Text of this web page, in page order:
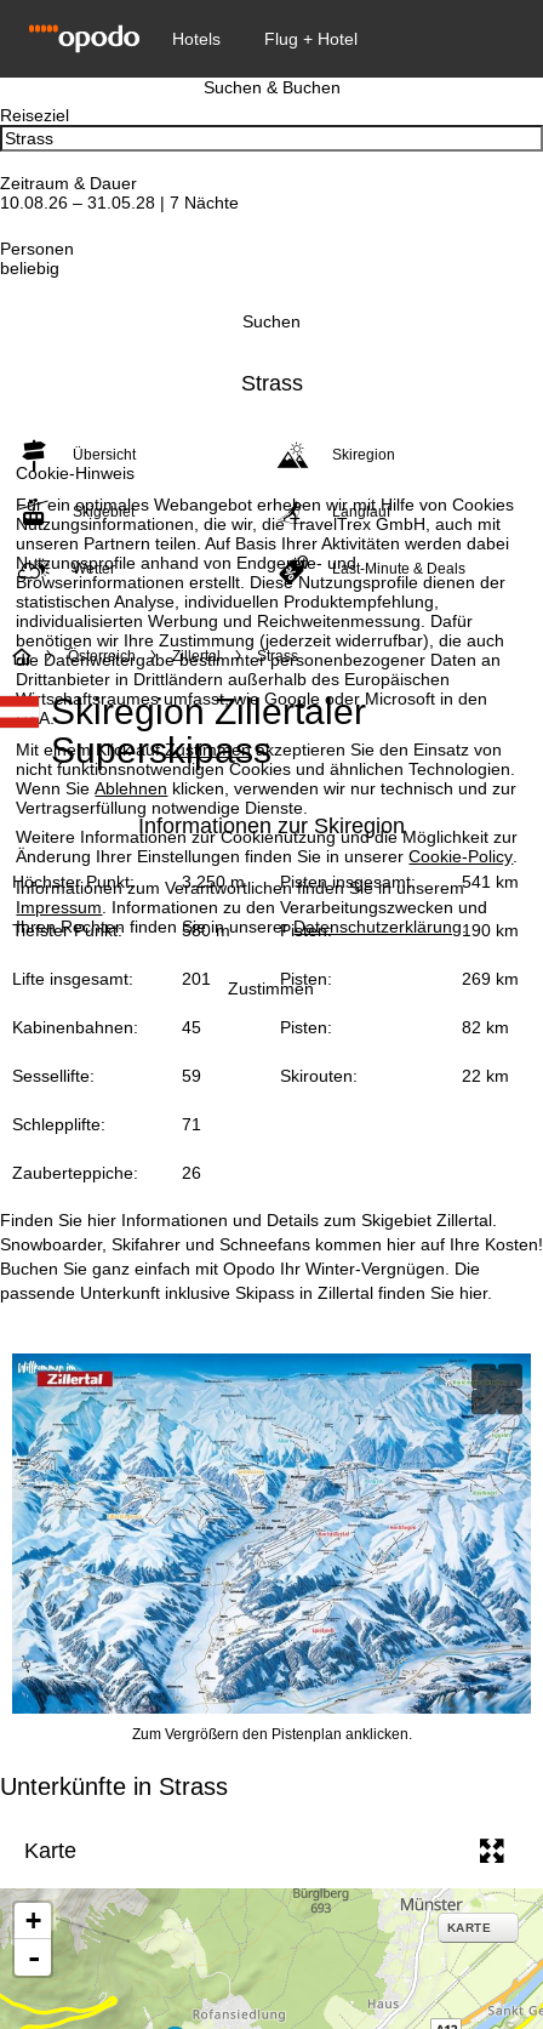
Cookie-Hinweis
Für ein optimales Webangebot erheben wir mit Hilfe von Cookies
Nutzungsinformationen, die wir, die TravelTrex GmbH, auch mit
unseren Partnern teilen. Auf Basis Ihrer Aktivitäten werden dabei
Nutzungsprofile anhand von Endgeräte- und
Browserinformationen erstellt. Diese Nutzungsprofile dienen der
statistischen Analyse, individuellen Produktempfehlung,
individualisierten Werbung und Reichweitenmessung. Dafür
benötigen wir Ihre Zustimmung (jederzeit widerrufbar), die auch
die Datenweitergabe bestimmter personenbezogener Daten an
Drittanbieter in Drittländern außerhalb des Europäischen
Wirtschaftsraumes umfasst, wie Google oder Microsoft in den
USA.
Mit einem Klick aufZustimmenakzeptieren Sie den Einsatz von
nicht funktionsnotwendigen Cookies und ähnlichen Technologien.
Wenn SieAblehnen klicken, verwenden wir nur technisch und zur
Vertragserfüllung notwendige Dienste.
Weitere Informationen zur Cookienutzung und die Möglichkeit zur
Änderung Ihrer Einstellungen finden Sie in unsererCookie-Policy.
Informationen zum Verantwortlichen finden Sie in unserem
Impressum. Informationen zu den Verarbeitungszwecken und
Ihren Rechten finden Sie in unsererDatenschutzerklärung.
Zustimmen
Suchen & Buchen
Reiseziel
Zeitraum & Dauer
10.08.26 – 31.05.28 | 7 Nächte
Personen
beliebig
Suchen
Strass
Übersicht Skiregion
Skigebiet Langlauf
Wetter Last-Minute & Deals
S
t
a
r
t
s
Österreich Zillertal Strass
Skiregion Zillertaler
Superskipass
Informationen zur Skiregion
Höchster Punkt: 3.250 m Pisten insgesamt: 541 km
Tiefster Punkt: 580 m Pisten: 190 km
Lifte insgesamt: 201 Pisten: 269 km
Kabinenbahnen: 45 Pisten: 82 km
Sessellifte: 59 Skirouten: 22 km
Schlepplifte: 71
Zauberteppiche: 26
Finden Sie hier Informationen und Details zum Skigebiet Zillertal.
Snowboarder, Skifahrer und Schneefans kommen hier auf Ihre Kosten!
Buchen Sie ganz einfach mit Opodo Ihr Winter-Vergnügen. Die
passende Unterkunft inklusive Skipass in Zillertal finden Sie hier.
Zum Vergrößern den Pistenplan anklicken.
Unterkünfte in Strass
Karte
+
-
KARTE